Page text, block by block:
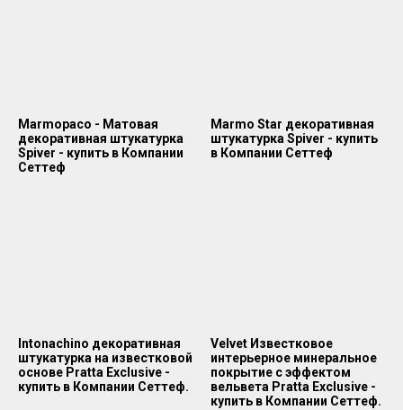
Marmopaco - Матовая
декоративная штукатурка
Spiver - купить в Компании
Сеттеф
Marmo Star декоративная
штукатурка Spiver - купить
в Компании Сеттеф
Intonachino декоративная
штукатурка на известковой
основе Pratta Exclusive -
купить в Компании Сеттеф.
Velvet Известковое
интерьерное минеральное
покрытие с эффектом
вельвета Pratta Exclusive -
купить в Компании Сеттеф.